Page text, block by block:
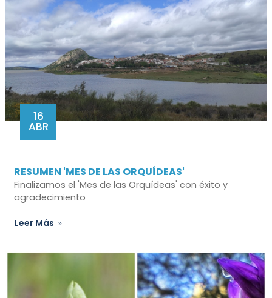
16
ABR
RESUMEN 'MES DE LAS ORQUÍDEAS'
Finalizamos el 'Mes de las Orquídeas' con éxito y
agradecimiento
Leer Más